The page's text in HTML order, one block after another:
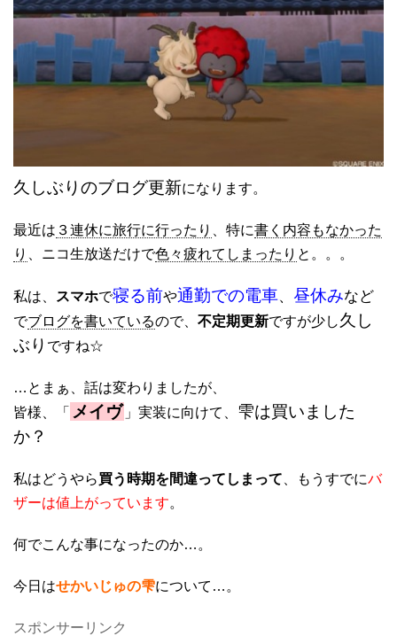
久しぶりのブログ更新になります。
最近は ３連休に旅行に行ったり 、特に書く内容もなかった
り
、ニコ生放送だけで色々疲れてしまったり と。。。
私は、 スマホで寝る前や通勤での電車、 昼休みなど
でブログを書いているので、 不定期更新ですが少し久し
ぶり ですね☆
…とまぁ、話は変わりましたが、
皆様、「 メイヴ 」実装に向けて、 雫は買いました
か？
私はどうやら買う時期を間違ってしまって 、もうすでにバ
ザーは値上がっています。
何でこんな事になったのか…。
今日はせかいじゅの雫について…。
スポンサーリンク